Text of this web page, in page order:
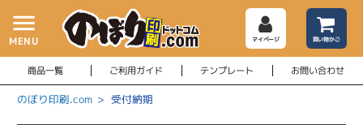
menu
MENU マイページ 買い物かご
商品一覧 ご利用ガイド テンプレート お問い合わせ
のぼり印刷.com > 受付納期